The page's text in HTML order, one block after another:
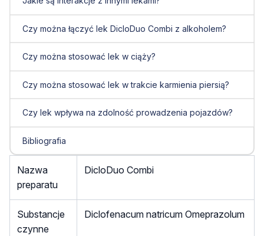
Czy można łączyć lek DicloDuo Combi z alkoholem?
Czy można stosować lek w ciąży?
Czy można stosować lek w trakcie karmienia piersią?
Czy lek wpływa na zdolność prowadzenia pojazdów?
Bibliografia
Nazwa
preparatu
DicloDuo Combi
Substancje
czynne
Diclofenacum natricum Omeprazolum